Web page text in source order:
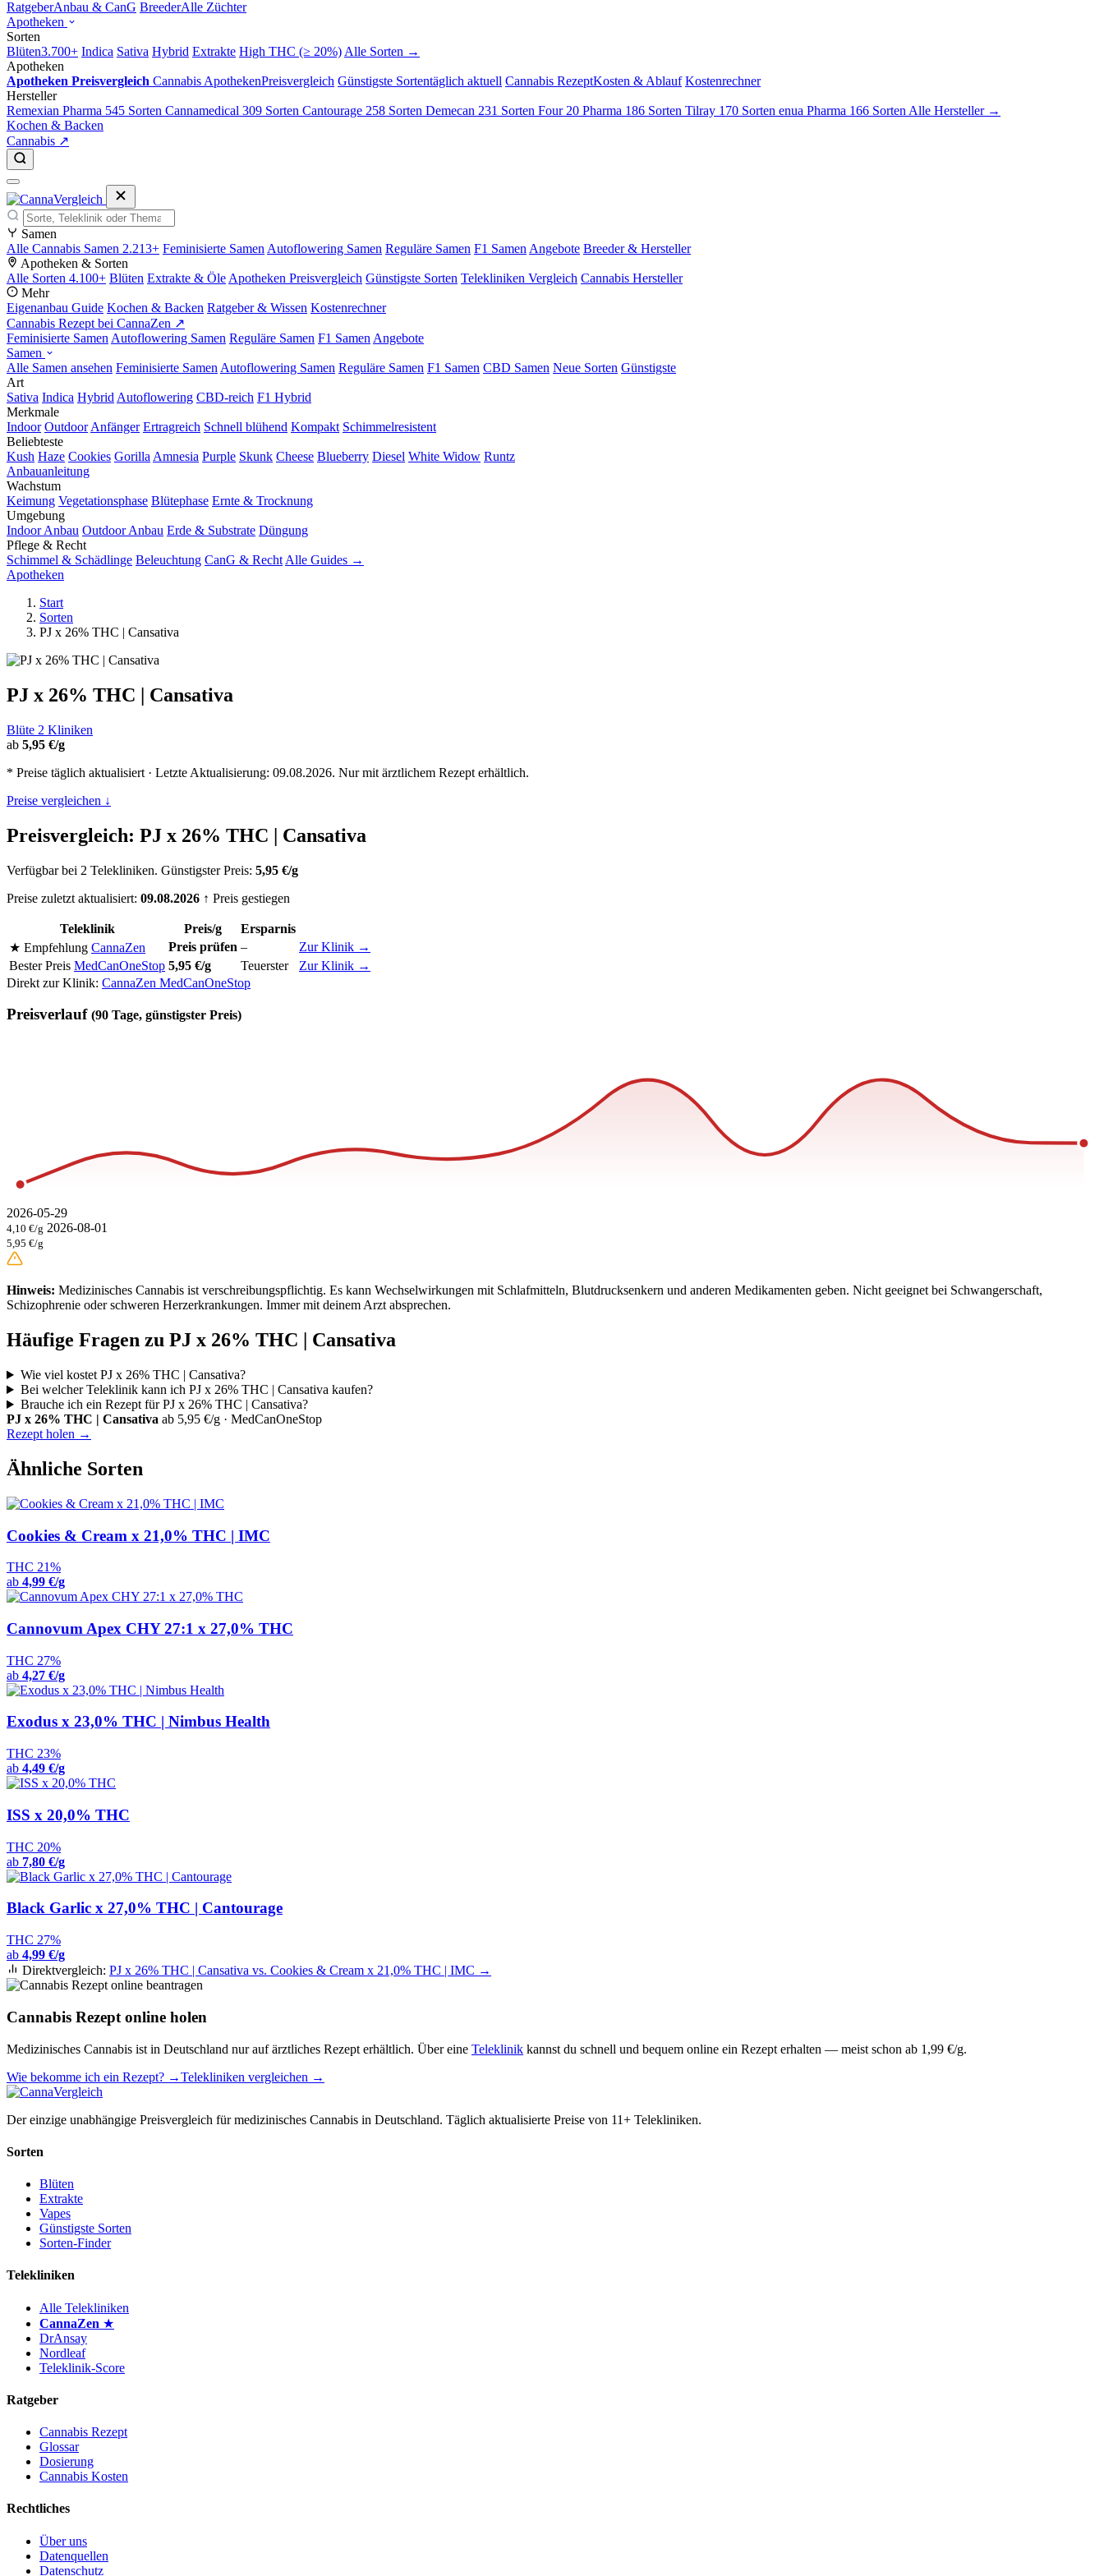
RatgeberAnbau & CanG BreederAlle Züchter
Apotheken
Sorten
Blüten3.700+ Indica Sativa Hybrid Extrakte High THC (≥ 20%) Alle Sorten →
Apotheken
Apotheken Preisvergleich Cannabis ApothekenPreisvergleich Günstigste Sortentäglich aktuell Cannabis RezeptKosten & Ablauf Kostenrechner
Hersteller
Remexian Pharma 545 Sorten Cannamedical 309 Sorten Cantourage 258 Sorten Demecan 231 Sorten Four 20 Pharma 186 Sorten Tilray 170 Sorten enua Pharma 166 Sorten Alle Hersteller →
Kochen & Backen
Cannabis ↗
Samen
Alle Cannabis Samen 2.213+ Feminisierte Samen Autoflowering Samen Reguläre Samen F1 Samen Angebote Breeder & Hersteller
Apotheken & Sorten
Alle Sorten 4.100+ Blüten Extrakte & Öle Apotheken Preisvergleich Günstigste Sorten Telekliniken Vergleich Cannabis Hersteller
Mehr
Eigenanbau Guide Kochen & Backen Ratgeber & Wissen Kostenrechner
Cannabis Rezept bei CannaZen ↗
Feminisierte Samen Autoflowering Samen Reguläre Samen F1 Samen Angebote
Samen
Alle Samen ansehen Feminisierte Samen Autoflowering Samen Reguläre Samen F1 Samen CBD Samen Neue Sorten Günstigste
Art
Sativa Indica Hybrid Autoflowering CBD-reich F1 Hybrid
Merkmale
Indoor Outdoor Anfänger Ertragreich Schnell blühend Kompakt Schimmelresistent
Beliebteste
Kush Haze Cookies Gorilla Amnesia Purple Skunk Cheese Blueberry Diesel White Widow Runtz
Anbauanleitung
Wachstum
Keimung Vegetationsphase Blütephase Ernte & Trocknung
Umgebung
Indoor Anbau Outdoor Anbau Erde & Substrate Düngung
Pflege & Recht
Schimmel & Schädlinge Beleuchtung CanG & Recht Alle Guides →
Apotheken
Start
Sorten
PJ x 26% THC | Cansativa
PJ x 26% THC | Cansativa
Blüte 2 Kliniken
ab 5,95 €/g
* Preise täglich aktualisiert · Letzte Aktualisierung: 09.08.2026. Nur mit ärztlichem Rezept erhältlich.
Preise vergleichen ↓
Preisvergleich: PJ x 26% THC | Cansativa
Verfügbar bei 2 Telekliniken. Günstigster Preis: 5,95 €/g
Preise zuletzt aktualisiert: 09.08.2026 ↑ Preis gestiegen
Teleklinik Preis/g
Ersparnis
★ Empfehlung CannaZen Preis prüfen –
Zur Klinik →
Bester Preis MedCanOneStop 5,95 €/g Teuerster
Zur Klinik →
Direkt zur Klinik: CannaZen MedCanOneStop
Preisverlauf (90 Tage, günstigster Preis)
2026-05-29
4,10 €/g 2026-08-01
5,95 €/g
Hinweis: Medizinisches Cannabis ist verschreibungspflichtig. Es kann Wechselwirkungen mit Schlafmitteln, Blutdrucksenkern und anderen Medikamenten geben. Nicht geeignet bei Schwangerschaft,
Schizophrenie oder schweren Herzerkrankungen. Immer mit deinem Arzt absprechen.
Häufige Fragen zu PJ x 26% THC | Cansativa
Wie viel kostet PJ x 26% THC | Cansativa?
Bei welcher Teleklinik kann ich PJ x 26% THC | Cansativa kaufen?
Brauche ich ein Rezept für PJ x 26% THC | Cansativa?
PJ x 26% THC | Cansativa ab 5,95 €/g · MedCanOneStop
Rezept holen →
Ähnliche Sorten
Cookies & Cream x 21,0% THC | IMC
THC 21%
ab 4,99 €/g
Cannovum Apex CHY 27:1 x 27,0% THC
THC 27%
ab 4,27 €/g
Exodus x 23,0% THC | Nimbus Health
THC 23%
ab 4,49 €/g
ISS x 20,0% THC
THC 20%
ab 7,80 €/g
Black Garlic x 27,0% THC | Cantourage
THC 27%
ab 4,99 €/g
Direktvergleich: PJ x 26% THC | Cansativa vs. Cookies & Cream x 21,0% THC | IMC →
Cannabis Rezept online holen
Medizinisches Cannabis ist in Deutschland nur auf ärztliches Rezept erhältlich. Über eine Teleklinik kannst du schnell und bequem online ein Rezept erhalten — meist schon ab 1,99 €/g.
Wie bekomme ich ein Rezept? →Telekliniken vergleichen →
Der einzige unabhängige Preisvergleich für medizinisches Cannabis in Deutschland. Täglich aktualisierte Preise von 11+ Telekliniken.
Sorten
Blüten
Extrakte
Vapes
Günstigste Sorten
Sorten-Finder
Telekliniken
Alle Telekliniken
CannaZen ★
DrAnsay
Nordleaf
Teleklinik-Score
Ratgeber
Cannabis Rezept
Glossar
Dosierung
Cannabis Kosten
Rechtliches
Über uns
Datenquellen
Datenschutz